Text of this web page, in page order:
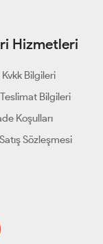
Hizmetleri
Bilgileri
Bilgileri
Koşulları
Sözleşmesi